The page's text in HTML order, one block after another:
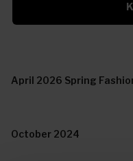
Prøv
April 2026 Spring
October 2024